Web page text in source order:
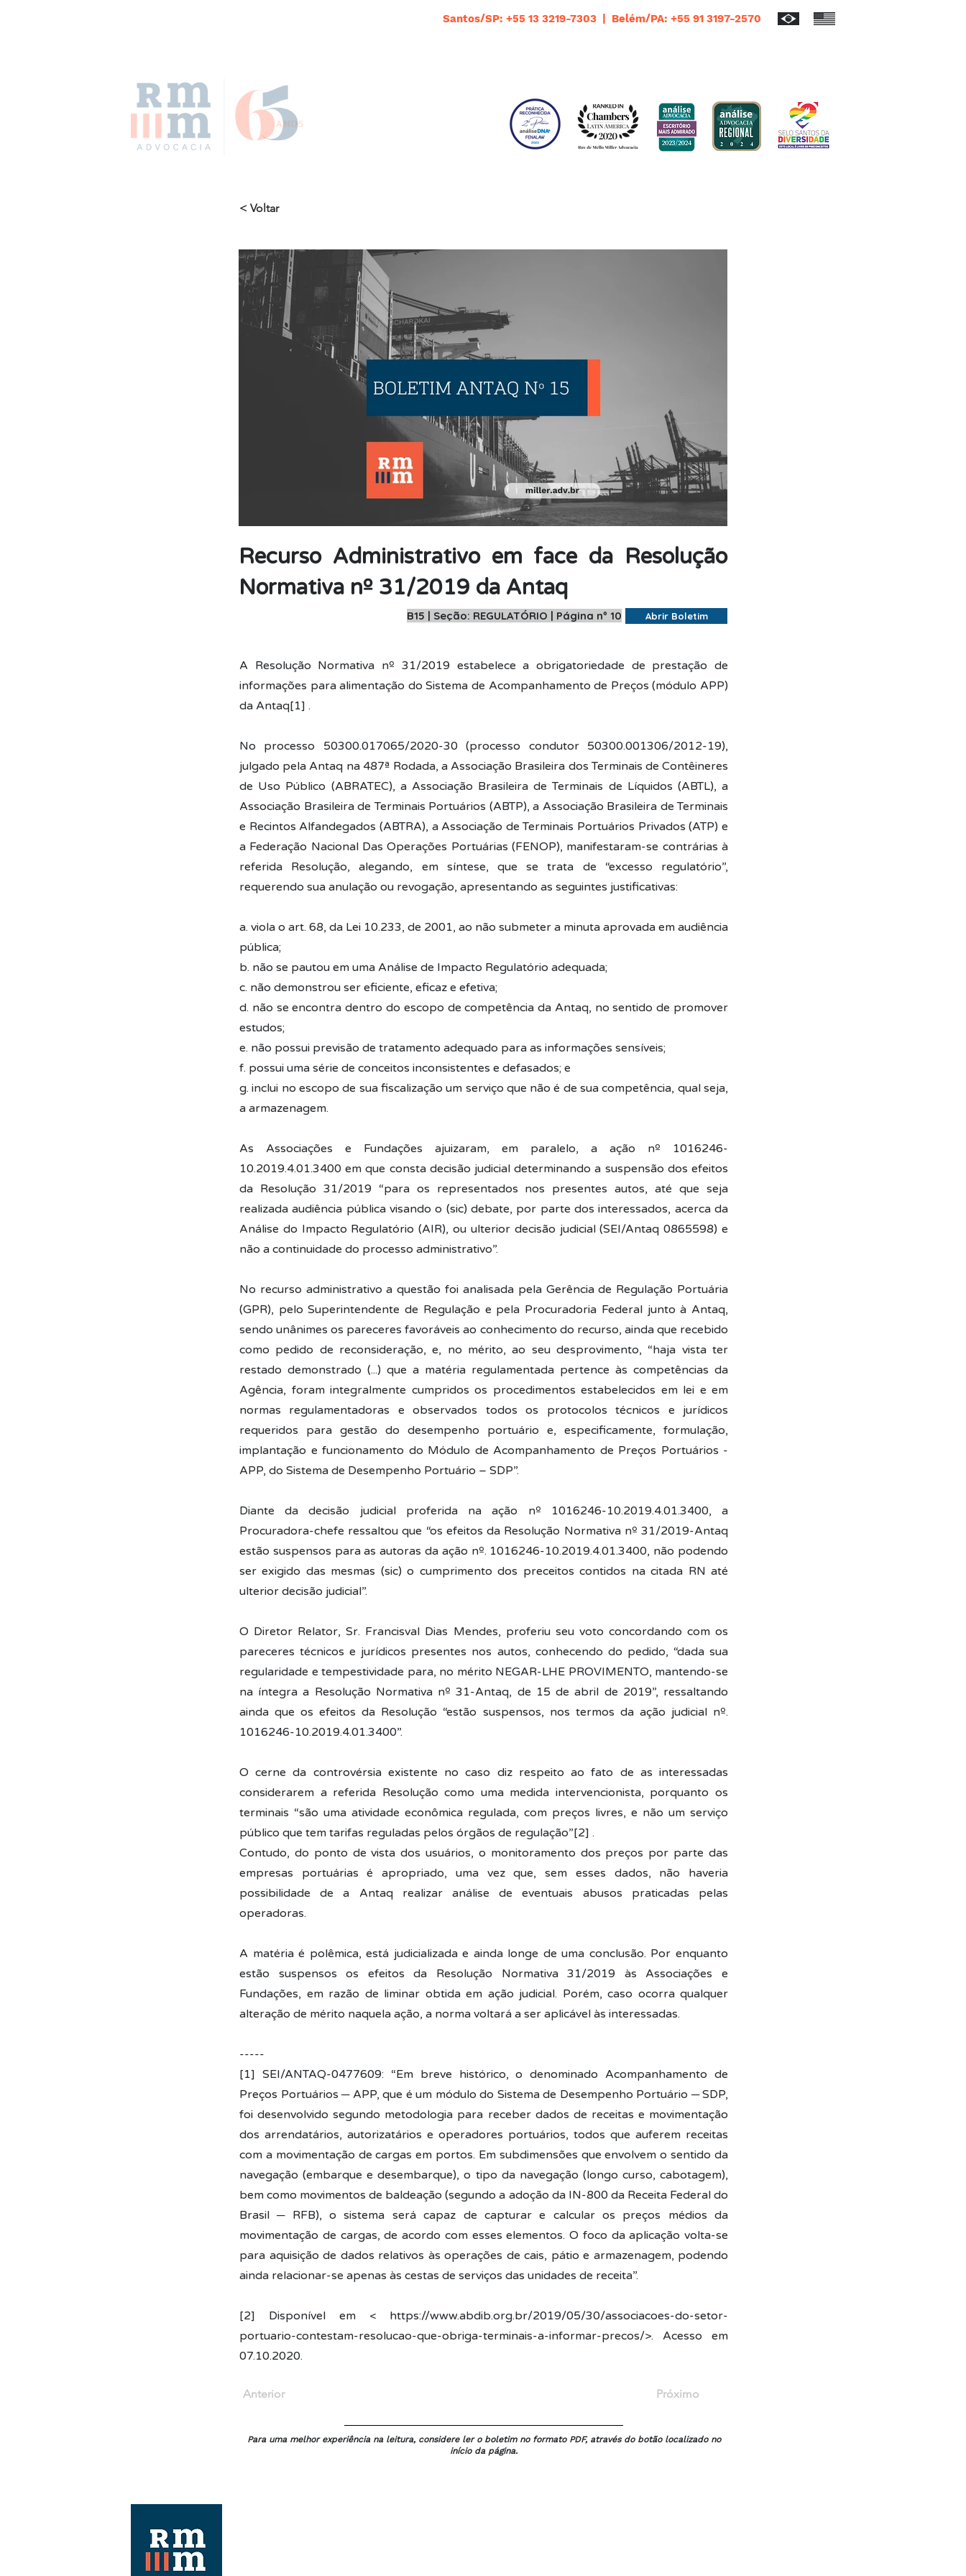
Santos/SP: +55 13 3219-7303 | Belém/PA: +55 91 3197-2570
< Voltar
Recurso Administrativo em face da Resolução
Normativa nº 31/2019 da Antaq
B15 | Seção: REGULATÓRIO | Página nº 10 Abrir Boletim
A Resolução Normativa nº 31/2019 estabelece a obrigatoriedade de prestação de
informações para alimentação do Sistema de Acompanhamento de Preços (módulo APP)
da Antaq[1] .
No processo 50300.017065/2020-30 (processo condutor 50300.001306/2012-19),
julgado pela Antaq na 487ª Rodada, a Associação Brasileira dos Terminais de Contêineres
de Uso Público (ABRATEC), a Associação Brasileira de Terminais de Líquidos (ABTL), a
Associação Brasileira de Terminais Portuários (ABTP), a Associação Brasileira de Terminais
e Recintos Alfandegados (ABTRA), a Associação de Terminais Portuários Privados (ATP) e
a Federação Nacional Das Operações Portuárias (FENOP), manifestaram-se contrárias à
referida Resolução, alegando, em síntese, que se trata de “excesso regulatório”,
requerendo sua anulação ou revogação, apresentando as seguintes justificativas:
a. viola o art. 68, da Lei 10.233, de 2001, ao não submeter a minuta aprovada em audiência
pública;
b. não se pautou em uma Análise de Impacto Regulatório adequada;
c. não demonstrou ser eficiente, eficaz e efetiva;
d. não se encontra dentro do escopo de competência da Antaq, no sentido de promover
estudos;
e. não possui previsão de tratamento adequado para as informações sensíveis;
f. possui uma série de conceitos inconsistentes e defasados; e
g. inclui no escopo de sua fiscalização um serviço que não é de sua competência, qual seja,
a armazenagem.
As Associações e Fundações ajuizaram, em paralelo, a ação nº 1016246-
10.2019.4.01.3400 em que consta decisão judicial determinando a suspensão dos efeitos
da Resolução 31/2019 “para os representados nos presentes autos, até que seja
realizada audiência pública visando o (sic) debate, por parte dos interessados, acerca da
Análise do Impacto Regulatório (AIR), ou ulterior decisão judicial (SEI/Antaq 0865598) e
não a continuidade do processo administrativo”.
No recurso administrativo a questão foi analisada pela Gerência de Regulação Portuária
(GPR), pelo Superintendente de Regulação e pela Procuradoria Federal junto à Antaq,
sendo unânimes os pareceres favoráveis ao conhecimento do recurso, ainda que recebido
como pedido de reconsideração, e, no mérito, ao seu desprovimento, “haja vista ter
restado demonstrado (...) que a matéria regulamentada pertence às competências da
Agência, foram integralmente cumpridos os procedimentos estabelecidos em lei e em
normas regulamentadoras e observados todos os protocolos técnicos e jurídicos
requeridos para gestão do desempenho portuário e, especificamente, formulação,
implantação e funcionamento do Módulo de Acompanhamento de Preços Portuários -
APP, do Sistema de Desempenho Portuário – SDP”.
Diante da decisão judicial proferida na ação nº 1016246-10.2019.4.01.3400, a
Procuradora-chefe ressaltou que “os efeitos da Resolução Normativa nº 31/2019-Antaq
estão suspensos para as autoras da ação nº. 1016246-10.2019.4.01.3400, não podendo
ser exigido das mesmas (sic) o cumprimento dos preceitos contidos na citada RN até
ulterior decisão judicial”.
O Diretor Relator, Sr. Francisval Dias Mendes, proferiu seu voto concordando com os
pareceres técnicos e jurídicos presentes nos autos, conhecendo do pedido, “dada sua
regularidade e tempestividade para, no mérito NEGAR-LHE PROVIMENTO, mantendo-se
na íntegra a Resolução Normativa nº 31-Antaq, de 15 de abril de 2019”, ressaltando
ainda que os efeitos da Resolução “estão suspensos, nos termos da ação judicial nº.
1016246-10.2019.4.01.3400”.
O cerne da controvérsia existente no caso diz respeito ao fato de as interessadas
considerarem a referida Resolução como uma medida intervencionista, porquanto os
terminais “são uma atividade econômica regulada, com preços livres, e não um serviço
público que tem tarifas reguladas pelos órgãos de regulação”[2] .
Contudo, do ponto de vista dos usuários, o monitoramento dos preços por parte das
empresas portuárias é apropriado, uma vez que, sem esses dados, não haveria
possibilidade de a Antaq realizar análise de eventuais abusos praticadas pelas
operadoras.
A matéria é polêmica, está judicializada e ainda longe de uma conclusão. Por enquanto
estão suspensos os efeitos da Resolução Normativa 31/2019 às Associações e
Fundações, em razão de liminar obtida em ação judicial. Porém, caso ocorra qualquer
alteração de mérito naquela ação, a norma voltará a ser aplicável às interessadas.
-----
[1] SEI/ANTAQ-0477609: “Em breve histórico, o denominado Acompanhamento de
Preços Portuários ─ APP, que é um módulo do Sistema de Desempenho Portuário ─ SDP,
foi desenvolvido segundo metodologia para receber dados de receitas e movimentação
dos arrendatários, autorizatários e operadores portuários, todos que auferem receitas
com a movimentação de cargas em portos. Em subdimensões que envolvem o sentido da
navegação (embarque e desembarque), o tipo da navegação (longo curso, cabotagem),
bem como movimentos de baldeação (segundo a adoção da IN-800 da Receita Federal do
Brasil ─ RFB), o sistema será capaz de capturar e calcular os preços médios da
movimentação de cargas, de acordo com esses elementos. O foco da aplicação volta-se
para aquisição de dados relativos às operações de cais, pátio e armazenagem, podendo
ainda relacionar-se apenas às cestas de serviços das unidades de receita”.
[2] Disponível em < https://www.abdib.org.br/2019/05/30/associacoes-do-setor-
portuario-contestam-resolucao-que-obriga-terminais-a-informar-precos/>. Acesso em
07.10.2020.
Anterior Próximo
Para uma melhor experiência na leitura, considere ler o boletim no formato PDF, através do botão localizado no
início da página.